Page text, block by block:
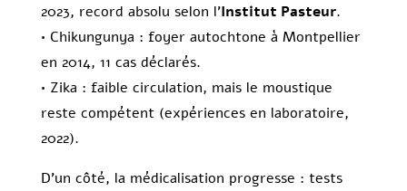
2023, record absolu selon l’Institut Pasteur.
• Chikungunya : foyer autochtone à Montpellier
en 2014, 11 cas déclarés.
• Zika : faible circulation, mais le moustique
reste compétent (expériences en laboratoire,
2022).
D’un côté, la médicalisation progresse : tests